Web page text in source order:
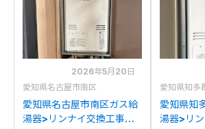
2026年5月20日
愛知県名古屋市南区
愛知県名古屋市南区ガス給
湯器>リンナイ交換工事施
愛知県知多
愛知県知
湯器>リ